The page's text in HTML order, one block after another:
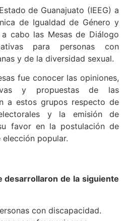
de Guanajuato (IEEG) a
de Igualdad de Género y
cabo las Mesas de Diálogo
para personas con
y de la diversidad sexual.
fue conocer las opiniones,
y propuestas de las
a estos grupos respecto de
y la emisión de
favor en la postulación de
popular.
desarrollaron de la siguiente
con discapacidad.